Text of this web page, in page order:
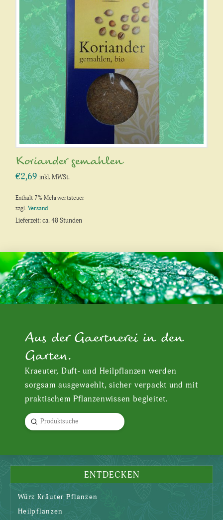
Koriander gemahlen
€2,69 inkl. MWSt.
Enthält 7% Mehrwertsteuer
zzgl.Versand
Lieferzeit: ca. 48 Stunden
Aus der Gaertnerei in den
Garten.
Kraeuter, Duft- und Heilpflanzen werden
sorgsam ausgewaehlt, sicher verpackt und mit
praktischem Pflanzenwissen begleitet.
Search
Submit
ENTDECKEN
Würz Kräuter Pflanzen
Heilpflanzen